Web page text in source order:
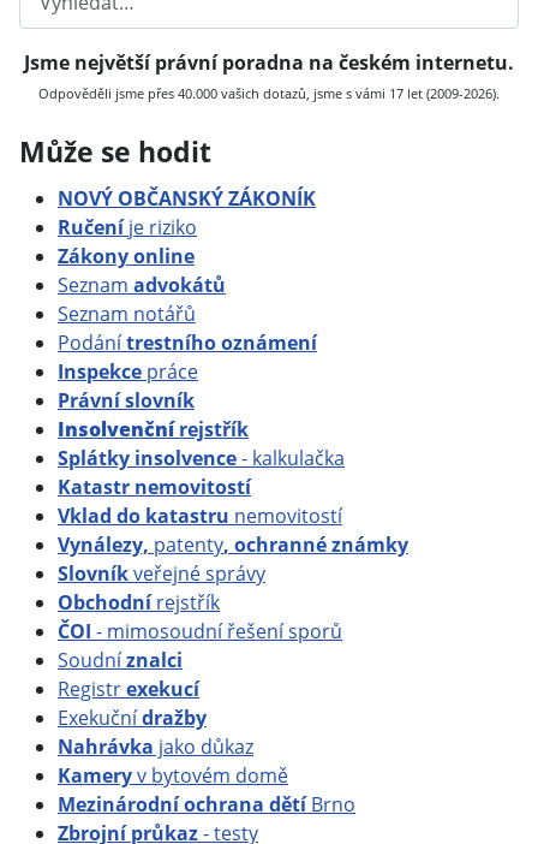
Jsme největší právní poradna na českém internetu.
Odpověděli jsme přes 40.000 vašich dotazů, jsme s vámi 17 let (2009-2026).
Může se hodit
NOVÝ OBČANSKÝ ZÁKONÍK
Ručeníje riziko
Zákony online
Seznam advokátů
Seznam notářů
Podánítrestního oznámení
Inspekce práce
Právní slovník
Insolvenčnírejstřík
Splátky insolvence- kalkulačka
Katastr nemovitostí
Vklad do katastru nemovitostí
Vynálezy, patenty, ochranné známky
Slovníkveřejné správy
Obchodnírejstřík
ČOI - mimosoudní řešení sporů
Soudníznalci
Registrexekucí
Exekučnídražby
Nahrávka jako důkaz
Kameryv bytovém domě
Mezinárodní ochrana dětíBrno
Zbrojní průkaz- testy